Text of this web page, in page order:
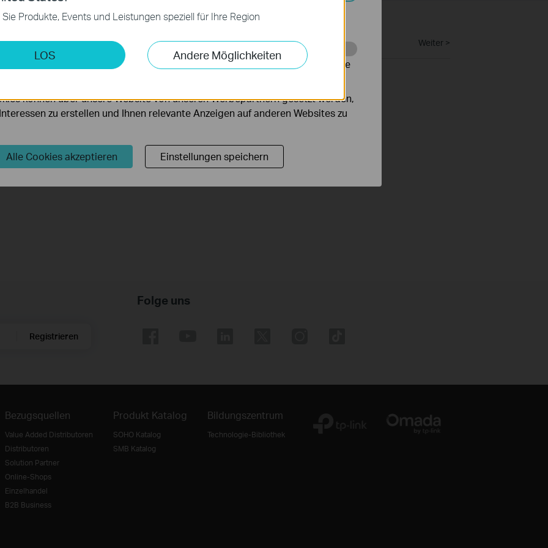
Weiter >
Registrieren
Folge uns
Bezugsquellen
Value Added Distributoren
Distributoren
Solution Partner
Online-Shops
Einzelhandel
B2B Business
Produkt Katalog
SOHO Katalog
SMB Katalog
Bildungszentrum
Technologie-Bibliothek
Sie Produkte, Events und Leistungen speziell für Ihre Region
LOS Andere Möglichkeiten
zur Funktion der Website erforderlich und können in Ihren Systemen nicht
Cookies
es uns, Ihre Aktivitäten auf unserer Website zu analysieren, um die
Website zu verbessern und anzupassen.
können über unsere Website von unseren Werbepartnern gesetzt werden,
zu erstellen und Ihnen relevante Anzeigen auf anderen Websites zu
Alle Cookies akzeptieren Einstellungen speichern